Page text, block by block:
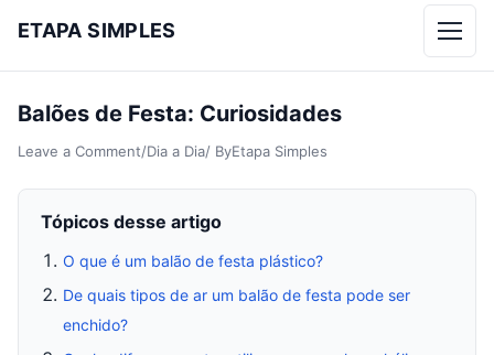
ETAPA SIMPLES Menu
Balões de Festa: Curiosidades
Leave a Comment/Dia a Dia/ ByEtapa Simples
Tópicos desse artigo
O que é um balão de festa plástico?
De quais tipos de ar um balão de festa pode ser
enchido?